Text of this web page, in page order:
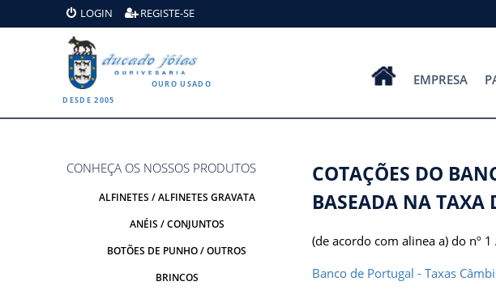
LOGIN REGISTE-SE
OURO USADO
DESDE 2005
EMPRESA
CONHEÇA OS NOSSOS PRODUTOS
ALFINETES / ALFINETES GRAVATA
ANÉIS / CONJUNTOS
BOTÕES DE PUNHO / OUTROS
BRINCOS
COTAÇÕES DO
BASEADA NA TAXA
(de acordo com alinea a) do nº
Banco de Portugal - Taxas